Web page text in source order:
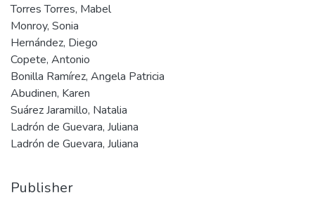
Torres Torres, Mabel
Monroy, Sonia
Hernández, Diego
Copete, Antonio
Bonilla Ramírez, Angela Patricia
Abudinen, Karen
Suárez Jaramillo, Natalia
Ladrón de Guevara, Juliana
Ladrón de Guevara, Juliana
Publisher